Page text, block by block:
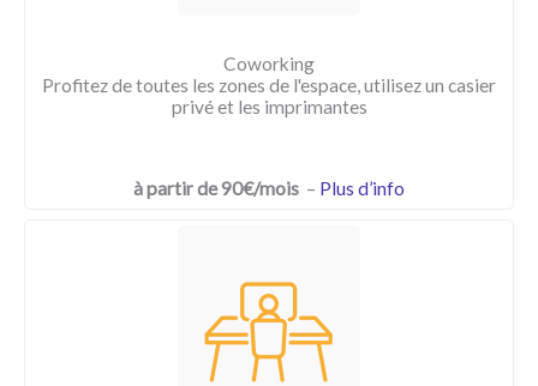
Coworking
Profitez de toutes les zones de l'espace, utilisez un casier
privé et les imprimantes
à partir de 90€/mois – Plus d’info